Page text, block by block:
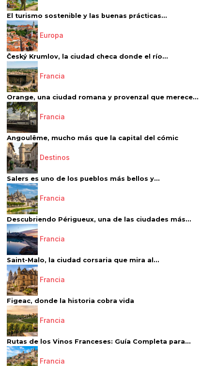
El turismo sostenible y las buenas prácticas...
Europa
Český Krumlov, la ciudad checa donde el río...
Francia
Orange, una ciudad romana y provenzal que merece...
Francia
Angoulême, mucho más que la capital del cómic
Destinos
Salers es uno de los pueblos más bellos y...
Francia
Descubriendo Périgueux, una de las ciudades más...
Francia
Saint-Malo, la ciudad corsaria que mira al...
Francia
Figeac, donde la historia cobra vida
Francia
Rutas de los Vinos Franceses: Guía Completa para...
Francia